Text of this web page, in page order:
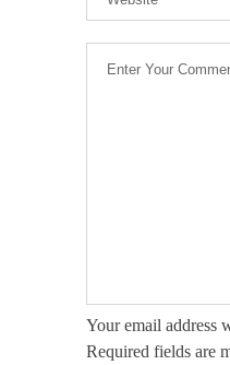
Your email address
Required fields are